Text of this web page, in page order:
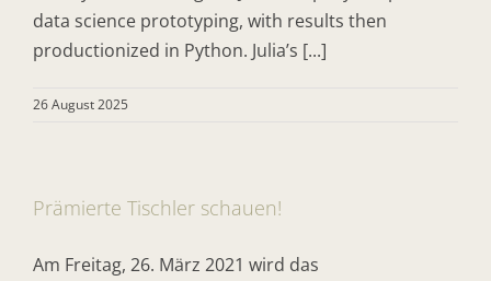
data science prototyping, with results then
productionized in Python. Julia’s [...]
26 August 2025
Prämierte Tischler schauen!
Am Freitag, 26. März 2021 wird das